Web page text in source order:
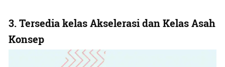
3. Tersedia kelas Akselerasi dan Kelas Asah
Konsep